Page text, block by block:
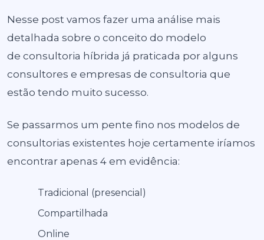
Nesse post vamos fazer uma análise mais
detalhada sobre o conceito do modelo
de consultoria híbrida já praticada por alguns
consultores e empresas de consultoria que
estão tendo muito sucesso.
Se passarmos um pente fino nos modelos de
consultorias existentes hoje certamente iríamos
encontrar apenas 4 em evidência:
Tradicional (presencial)
Compartilhada
Online